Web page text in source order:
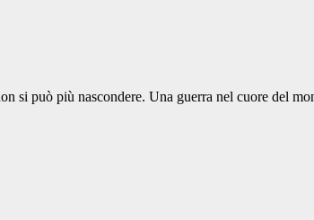
si può più nascondere. Una guerra nel cuore del